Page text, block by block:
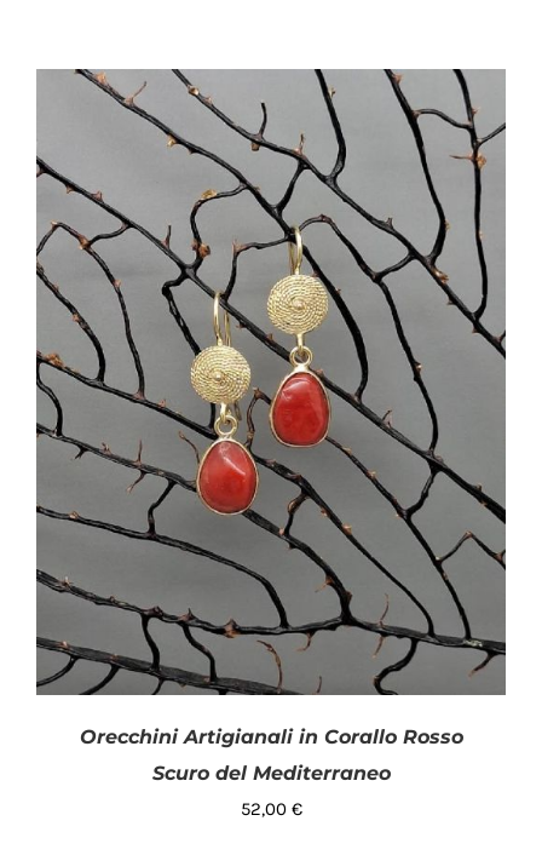
AGGIUNGI AL CARRELLO / DETTAGLI
Orecchini Artigianali in Corallo Rosso
Scuro del Mediterraneo
52,00 €